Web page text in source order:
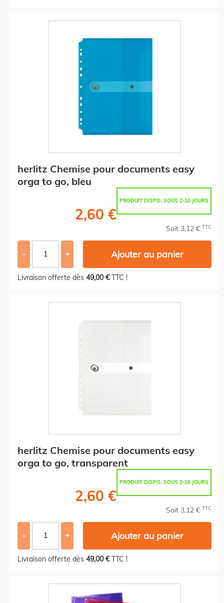
herlitz Chemise pour documents easy
orga to go, bleu
PRODUIT DISPO. SOUS 2-10 JOURS
2,60 €
Soit 3,12 € TTC
- + Ajouter au panier
Livraison offerte dès 49,00 €TTC !
herlitz Chemise pour documents easy
orga to go, transparent
PRODUIT DISPO. SOUS 2-10 JOURS
2,60 €
Soit 3,12 € TTC
- + Ajouter au panier
Livraison offerte dès 49,00 €TTC !